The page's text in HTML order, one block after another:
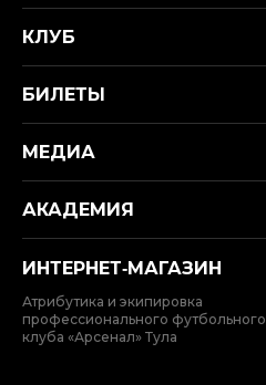
КЛУБ
БИЛЕТЫ
МЕДИА
АКАДЕМИЯ
ИНТЕРНЕТ‑МАГАЗИН
Атрибутика и экипировка
профессионального футбольного
клуба «Арсенал» Тула